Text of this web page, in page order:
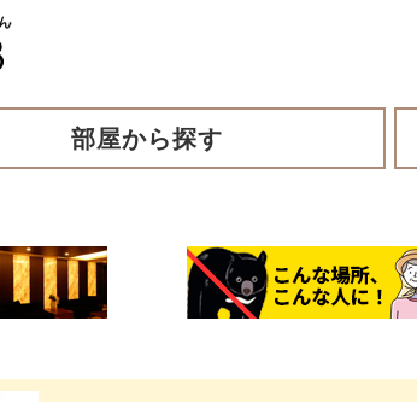
部屋から探す